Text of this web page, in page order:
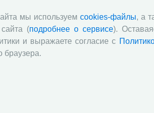
мы используем cookies-файлы, а
(подробнее о сервисе).
и выражаете согласие с
браузера.